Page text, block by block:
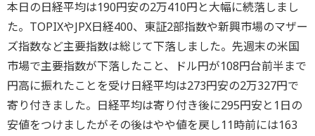
本日の日経平均は190円安の2万410円と大幅に続落しまし
た。TOPIXやJPX日経400、東証2部指数や新興市場のマザー
ズ指数など主要指数は総じて下落しました。先週末の米国
市場で主要指数が下落したこと、ドル円が108円台前半まで
円高に振れたことを受け日経平均は273円安の2万327円で
寄り付きました。日経平均は寄り付き後に295円安と1日の
安値をつけましたがその後はやや値を戻し11時前には163